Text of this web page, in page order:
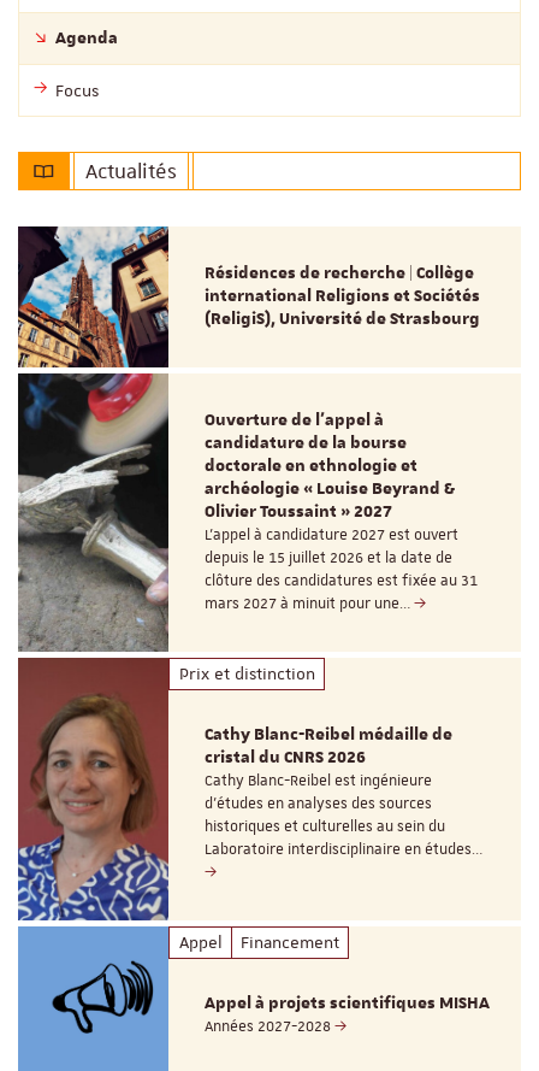
Agenda
Focus
Actualités
Résidences de recherche | Collège
international Religions et Sociétés
(ReligiS), Université de Strasbourg
Ouverture de l'appel à
candidature de la bourse
doctorale en ethnologie et
archéologie « Louise Beyrand &
Olivier Toussaint » 2027
L’appel à candidature 2027 est ouvert
depuis le 15 juillet 2026 et la date de
clôture des candidatures est fixée au 31
mars 2027 à minuit pour une…
Prix et distinction
Cathy Blanc-Reibel médaille de
cristal du CNRS 2026
Cathy Blanc-Reibel est ingénieure
d’études en analyses des sources
historiques et culturelles au sein du
Laboratoire interdisciplinaire en études…
Appel Financement
Appel à projets scientifiques MISHA
Années 2027-2028